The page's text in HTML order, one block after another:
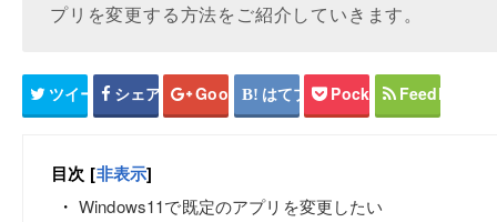
プリを変更する方法をご紹介していきます。
ツイート シェア Google+ はてブ Pocket Feedly
目次 [非表示]
Windows11で既定のアプリを変更したい